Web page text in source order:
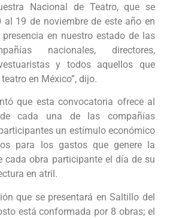
Nacional de Teatro, que se
al 19 de noviembre de este año en
en nuestro estado de las
nacionales, directores,
y todos aquellos que
en México”, dijo.
que esta convocatoria ofrece al
de cada una de las compañías
un estímulo económico
para los gastos que genere la
cada obra participante el día de su
en atril.
que se presentará en Saltillo del
está conformada por 8 obras; el